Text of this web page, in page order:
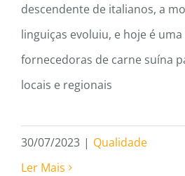
descendente de italianos, a
linguiças evoluiu, e hoje é
fornecedoras de carne suína
locais e regionais
30/07/2023 | Qualidade
Ler Mais